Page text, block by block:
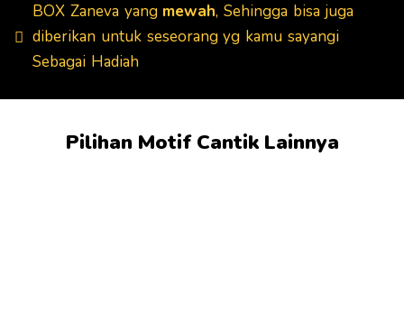
BOX Zaneva yang mewah, Sehingga bisa juga
diberikan untuk seseorang yg kamu sayangi
Sebagai Hadiah
Pilihan Motif Cantik Lainnya